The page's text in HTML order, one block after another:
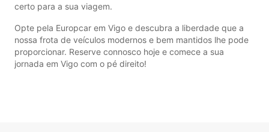
certo para a sua viagem.
Opte pela Europcar em Vigo e descubra a liberdade que a
nossa frota de veículos modernos e bem mantidos lhe pode
proporcionar. Reserve connosco hoje e comece a sua
jornada em Vigo com o pé direito!